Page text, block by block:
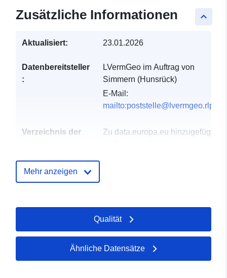
keyboard_arrow_up
Zusätzliche Informationen
Aktualisiert: 23.01.2026
Datenbereitsteller
:
LVermGeo im Auftrag von
Simmern (Hunsrück)
E-Mail:
mailto:poststelle@lvermgeo.rlp.de
Verzeichnis der
Zu data.europa.eu hinzugefügt:
49.9805 ], [ 7.51924,
49.9805 ], [ 7.51924,
49.9785 ], [ 7.5163, 49.9785
Typ: Polygon
Mehr anzeigen
Qualität
Ähnliche Datensätze